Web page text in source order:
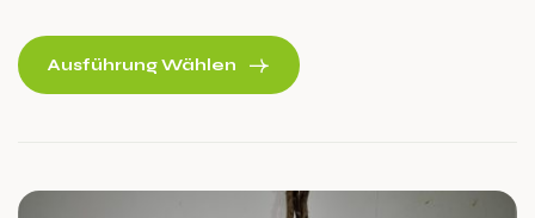
Ausführung Wählen